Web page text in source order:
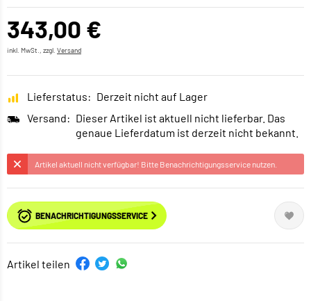
343,00 €
inkl. MwSt., zzgl. Versand
Lieferstatus: Derzeit nicht auf Lager
Versand: Dieser Artikel ist aktuell nicht lieferbar. Das
genaue Lieferdatum ist derzeit nicht bekannt.
Artikel aktuell nicht verfügbar! Bitte Benachrichtigungsservice nutzen.
BENACHRICHTIGUNGSSERVICE
Artikel teilen